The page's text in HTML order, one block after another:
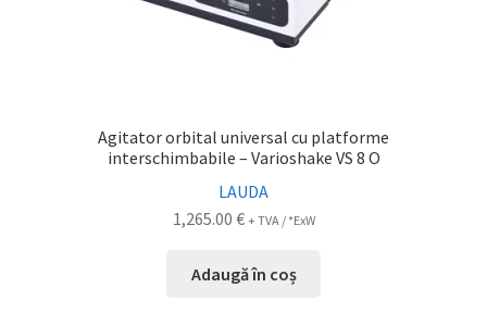
Agitator orbital universal cu platforme
interschimbabile – Varioshake VS 8 O
LAUDA
1,265.00 € + TVA / *ExW
Adaugă în coș